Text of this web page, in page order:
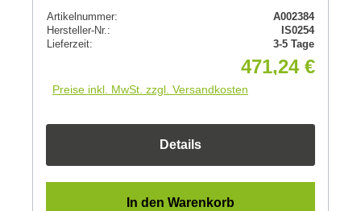
Artikelnummer:
A002384
Hersteller-Nr.:
IS0254
Lieferzeit:
3-5 Tage
471,24 €
Preise inkl. MwSt. zzgl. Versandkosten
Details
In den Warenkorb